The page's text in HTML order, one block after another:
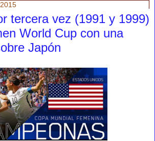
tercera vez (1991 y 1999)
World Cup con una
Japón